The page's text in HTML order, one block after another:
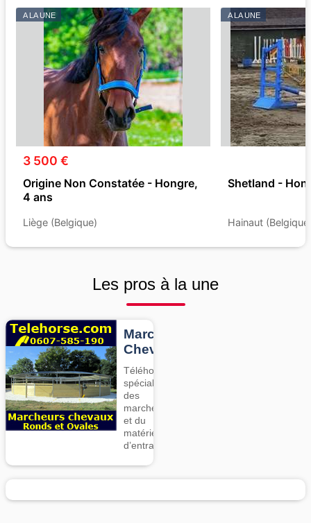
A LA UNE
3 500 €
Origine Non Constatée - Hongre,
4 ans
Liège (Belgique)
A LA UNE
Shetland -
Hainaut
Les pros à la une
Marcheurs
Chevaux
Téléhorse,
spécialiste
des
marcheurs
et du
matériel
d’entrainement